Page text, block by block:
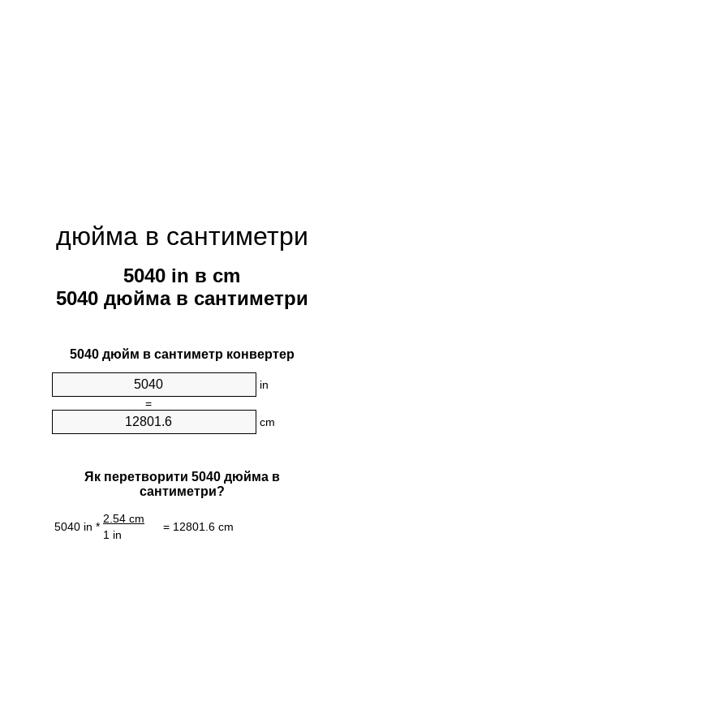
дюйма в сантиметри
5040 in в cm
5040 дюйма в сантиметри
5040 дюйм в сантиметр конвертер
in
=
cm
Як перетворити 5040 дюйма в
сантиметри?
5040 in *
2.54 cm
= 12801.6 cm
1 in